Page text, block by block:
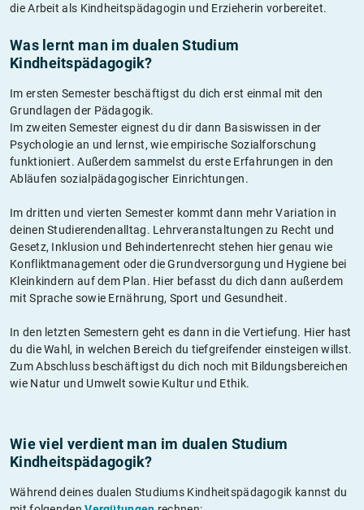
die Arbeit als Kindheitspädagogin und Erzieherin vorbereitet.
Was lernt man im dualen Studium
Kindheitspädagogik?
Im ersten Semester beschäftigst du dich erst einmal mit den
Grundlagen der Pädagogik.
Im zweiten Semester eignest du dir dann Basiswissen in der
Psychologie an und lernst, wie empirische Sozialforschung
funktioniert. Außerdem sammelst du erste Erfahrungen in den
Abläufen sozialpädagogischer Einrichtungen.
Im dritten und vierten Semester kommt dann mehr Variation in
deinen Studierendenalltag. Lehrveranstaltungen zu Recht und
Gesetz, Inklusion und Behindertenrecht stehen hier genau wie
Konfliktmanagement oder die Grundversorgung und Hygiene bei
Kleinkindern auf dem Plan. Hier befasst du dich dann außerdem
mit Sprache sowie Ernährung, Sport und Gesundheit.
In den letzten Semestern geht es dann in die Vertiefung. Hier hast
du die Wahl, in welchen Bereich du tiefgreifender einsteigen willst.
Zum Abschluss beschäftigst du dich noch mit Bildungsbereichen
wie Natur und Umwelt sowie Kultur und Ethik.
Wie viel verdient man im dualen Studium
Kindheitspädagogik?
Während deines dualen Studiums Kindheitspädagogik kannst du